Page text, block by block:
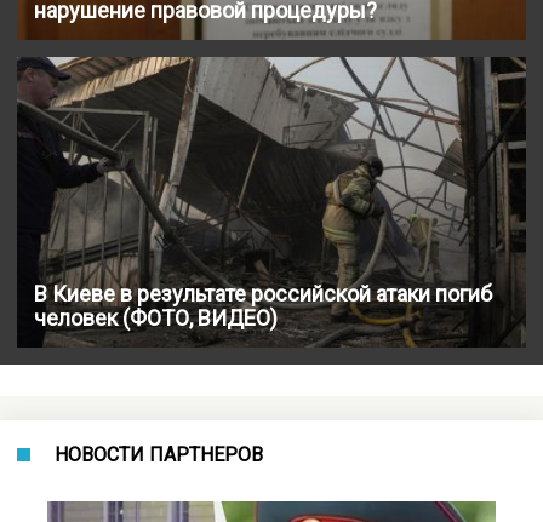
нарушение правовой процедуры?
В Киеве в результате российской атаки погиб
человек (ФОТО, ВИДЕО)
НОВОСТИ ПАРТНЕРОВ